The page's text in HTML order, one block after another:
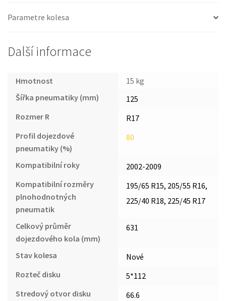
Parametre kolesa
Další informace
Hmotnost
15 kg
Šířka pneumatiky (mm)
125
Rozmer R
R17
Profil dojezdové
pneumatiky (%)
80
Kompatibilní roky
2002-2009
Kompatibilní rozměry
plnohodnotných
pneumatik
195/65 R15, 205/55 R16,
225/40 R18, 225/45 R17
Celkový průměr
dojezdového kola (mm)
631
Stav kolesa
Nové
Rozteč disku
5*112
Stredový otvor disku
66.6